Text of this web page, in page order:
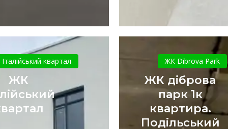
Італійський
квартал
квартал
ЖК
діброва
парк
1к
квартира.
район
ЖК Dibrova Park
ЖК діброва
парк 1к
квартира.
Подільський